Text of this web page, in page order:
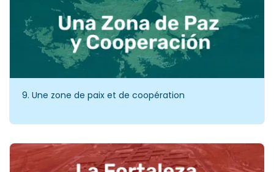
9. Une zone de paix et de coopération